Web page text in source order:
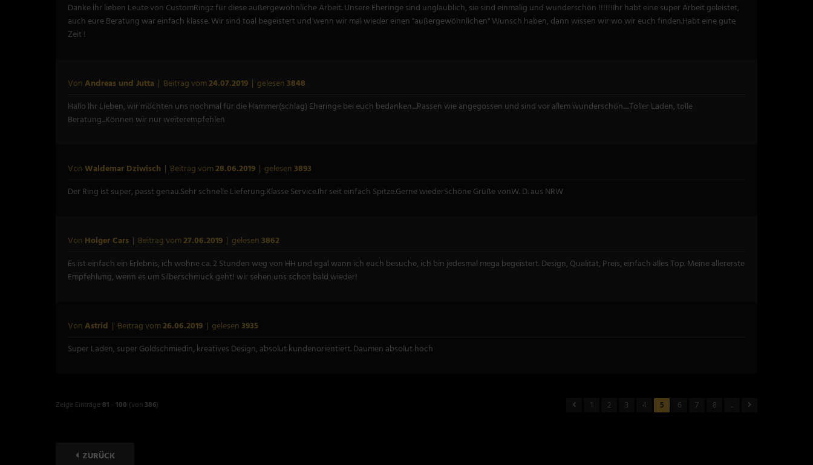
Danke ihr lieben Leute von CustomRingz für diese außergewöhnliche Arbeit. Unsere Eheringe sind unglaublich, sie sind einmalig und wunderschön !!!!!!Ihr habt eine super Arbeit geleistet,
auch eure Beratung war einfach klasse. Wir sind toal begeistert und wenn wir mal wieder einen "außergewöhnlichen" Wunsch haben, dann wissen wir wo wir euch finden.Habt eine gute
Zeit !
VonAndreas und Jutta | Beitrag vom24.07.2019 | gelesen3848
Hallo Ihr Lieben, wir möchten uns nochmal für die Hammer(schlag) Eheringe bei euch bedanken....Passen wie angegossen und sind vor allem wunderschön.....Toller Laden, tolle
Beratung...Können wir nur weiterempfehlen
VonWaldemar Dziwisch | Beitrag vom28.06.2019 | gelesen3893
Der Ring ist super, passt genau.Sehr schnelle Lieferung.Klasse Service.Ihr seit einfach Spitze.Gerne wiederSchöne Grüße vonW. D. aus NRW
Von Holger Cars | Beitrag vom27.06.2019 | gelesen3862
Es ist einfach ein Erlebnis, ich wohne ca. 2 Stunden weg von HH und egal wann ich euch besuche, ich bin jedesmal mega begeistert. Design, Qualität, Preis, einfach alles Top. Meine allererste
Empfehlung, wenn es um Silberschmuck geht! wir sehen uns schon bald wieder!
VonAstrid | Beitrag vom26.06.2019 | gelesen3935
Super Laden, super Goldschmiedin, kreatives Design, absolut kundenorientiert. Daumen absolut hoch
Zeige Einträge81 - 100 (von386) 1 2 3 4 5 6 7 8
ZURÜCK